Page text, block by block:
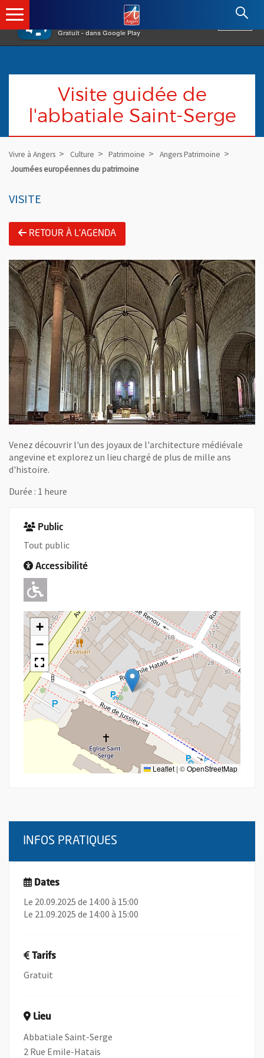
×
Gratuit - dans Google Play
Angers.fr : Retour à l'accueil
Visite guidée de
l'abbatiale Saint-Serge
Vivre à Angers Culture Patrimoine
Angers Patrimoine
Journées européennes du patrimoine
VISITE
RETOUR À L'AGENDA
Venez découvrir l'un des joyaux de l'architecture médiévale
angevine et explorez un lieu chargé de plus de mille ans
d'histoire.
Durée : 1 heure
Public
Tout public
Accessibilité
Adapté pour l'handicap Moteur
+
−
Leaflet | ©OpenStreetMap
INFOS PRATIQUES
Dates
Le 20.09.2025 de 14:00 à 15:00
Le 21.09.2025 de 14:00 à 15:00
Tarifs
Gratuit
Lieu
Abbatiale Saint-Serge
2 Rue Emile-Hatais